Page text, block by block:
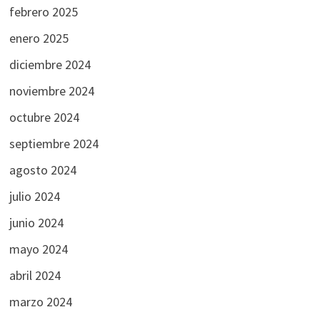
febrero 2025
enero 2025
diciembre 2024
noviembre 2024
octubre 2024
septiembre 2024
agosto 2024
julio 2024
junio 2024
mayo 2024
abril 2024
marzo 2024